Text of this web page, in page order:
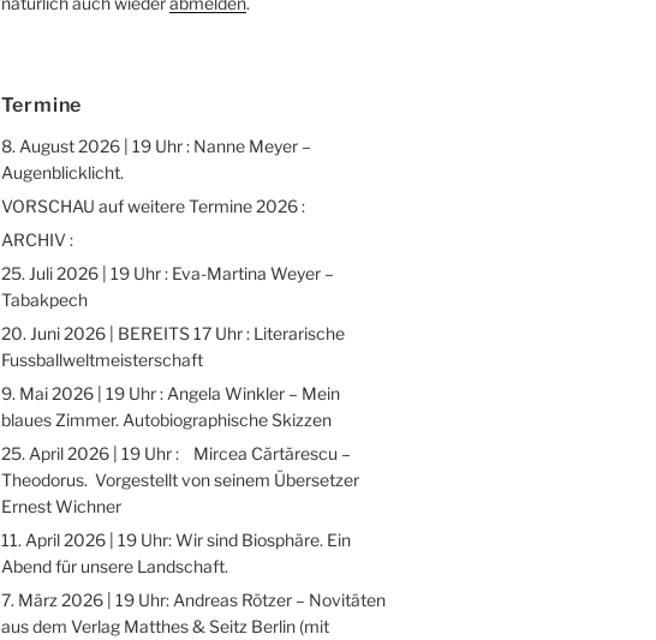
Termine
8. August 2026 | 19 Uhr : Nanne Meyer –
Augenblicklicht.
VORSCHAU auf weitere Termine 2026 :
ARCHIV :
25. Juli 2026 | 19 Uhr : Eva-Martina Weyer –
Tabakpech
20. Juni 2026 | BEREITS 17 Uhr : Literarische
Fussballweltmeisterschaft
9. Mai 2026 | 19 Uhr : Angela Winkler – Mein
blaues Zimmer. Autobiographische Skizzen
25. April 2026 | 19 Uhr : Mircea Cărtărescu –
Theodorus. Vorgestellt von seinem Übersetzer
Ernest Wichner
11. April 2026 | 19 Uhr: Wir sind Biosphäre. Ein
Abend für unsere Landschaft.
7. März 2026 | 19 Uhr: Andreas Rötzer – Novitäten
aus dem Verlag Matthes & Seitz Berlin (mit